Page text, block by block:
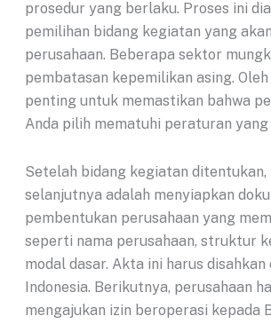
prosedur yang berlaku. Proses ini
pemilihan bidang kegiatan yang
perusahaan. Beberapa sektor
pembatasan kepemilikan asing.
penting untuk memastikan bahwa
Anda pilih mematuhi peraturan
Setelah bidang kegiatan ditentukan,
selanjutnya adalah menyiapkan
pembentukan perusahaan yang
seperti nama perusahaan, struktur
modal dasar. Akta ini harus
Indonesia. Berikutnya, perusahaan
mengajukan izin beroperasi kepada